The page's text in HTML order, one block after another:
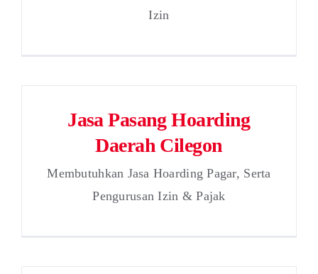
Izin
Jasa Pasang Hoarding
Daerah Cilegon
Membutuhkan Jasa Hoarding Pagar, Serta
Pengurusan Izin & Pajak